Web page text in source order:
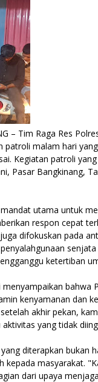
– Tim Raga Res
patroli malam hari
Kegiatan patroli
Pasar Bangkinang,
utama untuk
respon cepat
difokuskan pada
ketertiban
kenyamanan dan
akhir pekan,
yang tidak
diterapkan bukan
kepada masyarakat.
dari upaya